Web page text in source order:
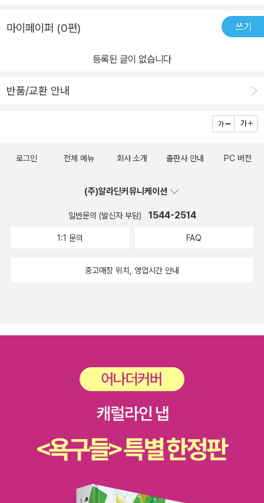
거 진짜야?이거 진짜 미국에 있어?하며 귀를 의심한다.그림으로 그
려진 장면을 보고서도'거인아줌마'라는 텍스트에 마음이 빼앗긴 모양
마지막 팽이가'거인아줌마, 커다란 미끄럼틀, 집지키는 동물, 철사 기
상대로 재창조하는 작은 예술가가 탄생하는 장면이다.바람의 이야기
를 신기하게 전해들은 아이는또 어떤 그림을 머릿속으로 그렸을지 궁
금하다.그림책속에 생택쥐베리의 어린왕자를 떠올리는 대목이 있는
으면 좋겠다.
마이페이퍼 (0편) 쓰기
등록된 글이 없습니다
반품/교환 안내
로그인 전체 메뉴 회사 소개 출판사 안내 PC 버전
(주)알라딘커뮤니케이션
일반문의 (발신자 부담) 1544-2514
1:1 문의 FAQ
중고매장 위치, 영업시간 안내